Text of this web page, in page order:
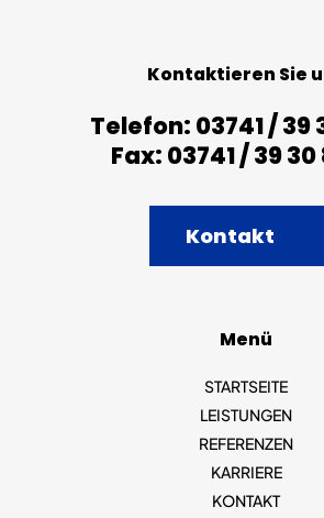
Kontaktieren Sie
Telefon: 03741 / 39
Fax: 03741 / 39 30
Kontakt
Menü
STARTSEITE
LEISTUNGEN
REFERENZEN
KARRIERE
KONTAKT